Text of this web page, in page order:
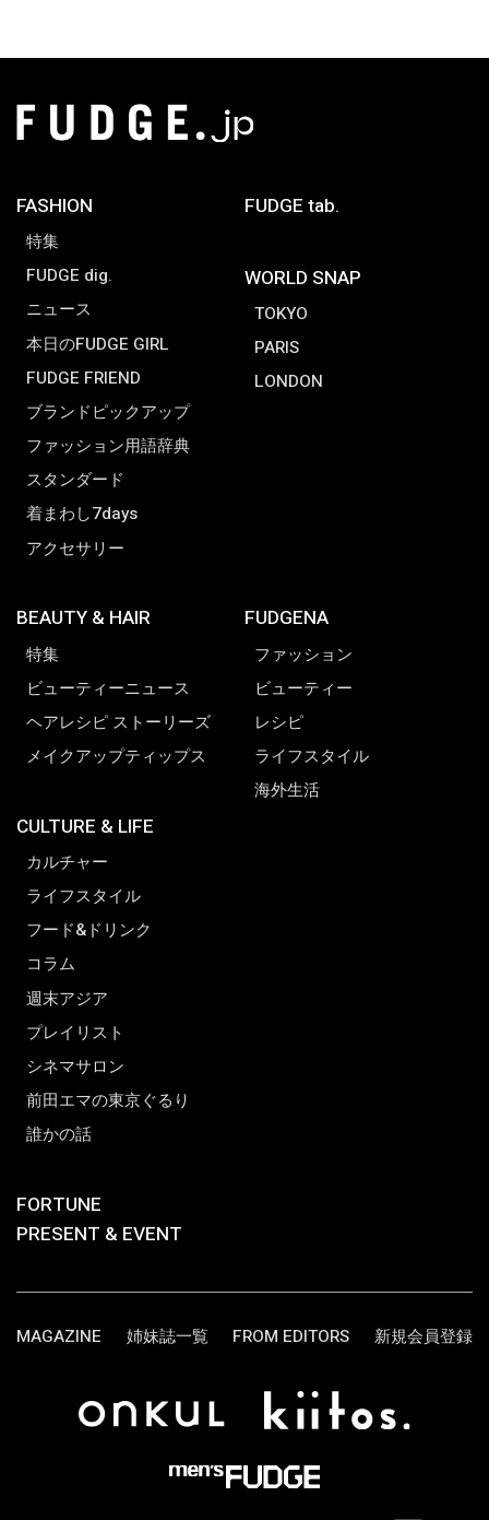
FASHION
特集
FUDGE dig.
ニュース
本日のFUDGE GIRL
FUDGE FRIEND
ブランドピックアップ
ファッション用語辞典
スタンダード
着まわし7days
アクセサリー
FUDGE tab.
WORLD SNAP
TOKYO
PARIS
LONDON
BEAUTY & HAIR
特集
ビューティーニュース
ヘアレシピ ストーリーズ
メイクアップティップス
CULTURE & LIFE
カルチャー
ライフスタイル
フード&ドリンク
コラム
週末アジア
プレイリスト
シネマサロン
前田エマの東京ぐるり
誰かの話
FUDGENA
ファッション
ビューティー
レシピ
ライフスタイル
海外生活
FORTUNE
PRESENT & EVENT
MAGAZINE 姉妹誌一覧 FROM EDITORS 新規会員登録